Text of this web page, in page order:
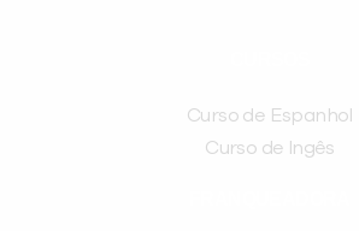
Curso de Espanhol
Curso de Ingês